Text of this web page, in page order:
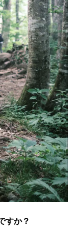
すか？